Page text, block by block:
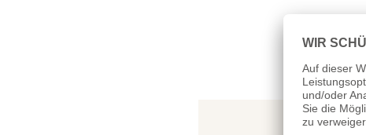
PREMIUM